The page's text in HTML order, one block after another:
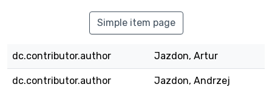
Simple item page
dc.contributor.author Jazdon, Artur
dc.contributor.author Jazdon, Andrzej